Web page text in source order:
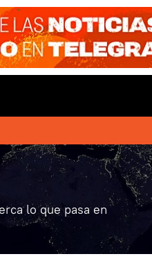
lo que pasa en